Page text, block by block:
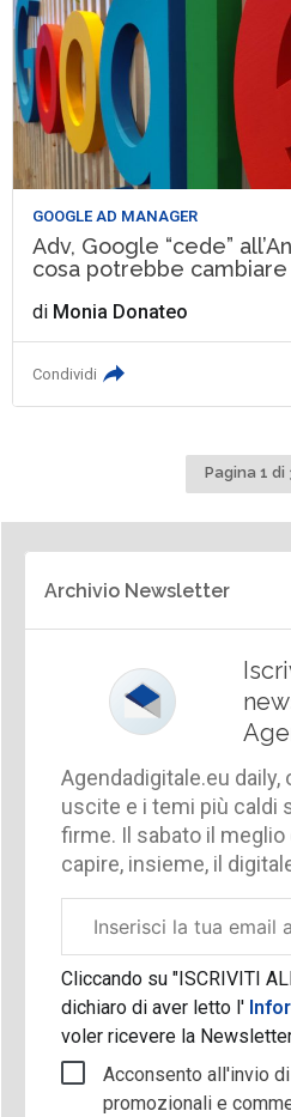
GOOGLE AD MANAGER
Adv, Google “cede”
cosa potrebbe
di Monia Donateo
Condividi
Pagina 1 di
Archivio Newsletter
Agendadigitale.eu
uscite e i temi più caldi
firme. Il sabato il
capire, insieme, il
aziendale
Cliccando su "ISCRIVITI
dichiaro di aver letto l'
voler ricevere la
Acconsento all'invio
promozionali e